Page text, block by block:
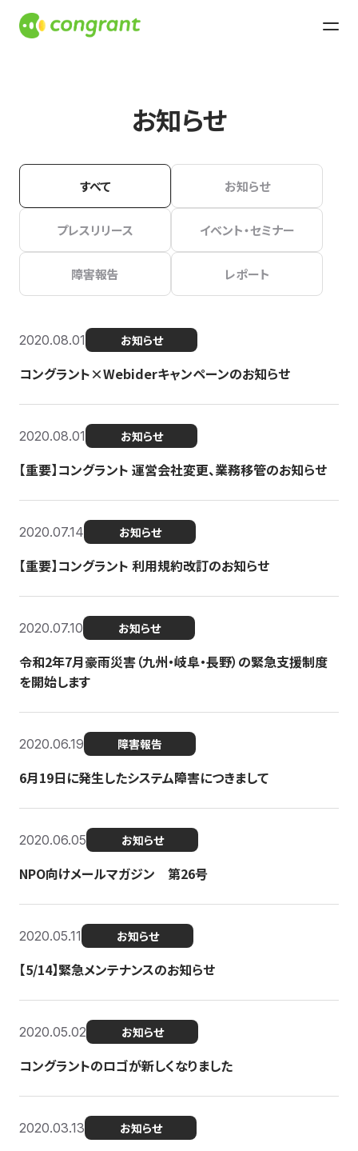
お知らせ
すべて お知らせ
プレスリリース イベント・セミナー
障害報告 レポート
2020.08.01 お知らせ
コングラント×Webiderキャンペーンのお知らせ
2020.08.01 お知らせ
【重要】コングラント 運営会社変更、業務移管のお知らせ
2020.07.14 お知らせ
【重要】コングラント 利用規約改訂のお知らせ
2020.07.10 お知らせ
令和2年7月豪雨災害（九州・岐阜・長野）の緊急支援制度
を開始します
2020.06.19 障害報告
6月19日に発生したシステム障害につきまして
2020.06.05 お知らせ
NPO向けメールマガジン 第26号
2020.05.11 お知らせ
【5/14】緊急メンテナンスのお知らせ
2020.05.02 お知らせ
コングラントのロゴが新しくなりました
2020.03.13 お知らせ